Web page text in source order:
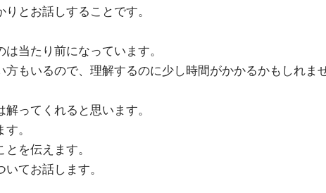
とお話しすることです。
当たり前になっています。
もいるので、理解するのに少し時間がかかるかもしれま
ってくれると思います。
。
を伝えます。
てお話します。